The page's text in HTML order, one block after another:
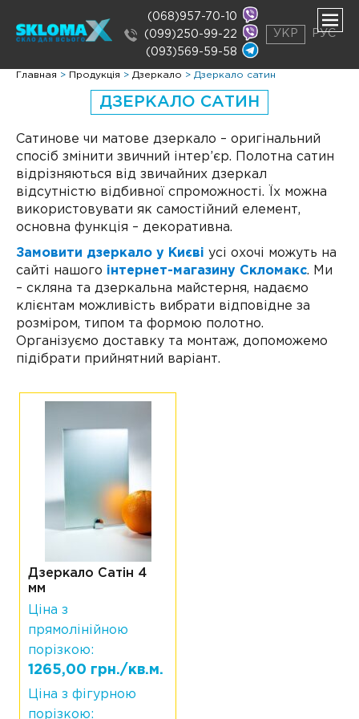
(068)957-70-10
(099)250-99-22
(093)569-59-58
УКР РУС
Главная > Продукція > Дзеркало > Дзеркало сатин
ДЗЕРКАЛО САТИН
Сатинове чи матове дзеркало – оригінальний
спосіб змінити звичний інтер’єр. Полотна сатин
відрізняються від звичайних дзеркал
відсутністю відбивної спроможності. Їх можна
використовувати як самостійний елемент,
основна функція – декоративна.
Замовити дзеркало у Києві усі охочі можуть на
сайті нашого інтернет-магазину Скломакс. Ми
– скляна та дзеркальна майстерня, надаємо
клієнтам можливість вибрати відповідне за
розміром, типом та формою полотно.
Організуємо доставку та монтаж, допоможемо
підібрати прийнятний варіант.
Дзеркало Сатін 4
мм
Ціна з
прямолінійною
порізкою:
1265,00 грн./кв.м.
Ціна з фігурною
порізкою: